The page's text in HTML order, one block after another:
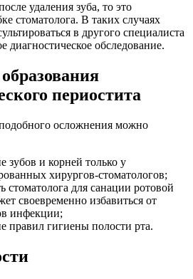
удаления зуба, то это
стоматолога. В таких случаях
в другого специалиста
диагностическое обследование.
периостита
осложнения можно
зубов и корней только у
хирургов-стоматологов;
стоматолога для санации ротовой
своевременно избавиться от
инфекции;
правил гигиены полости рта.